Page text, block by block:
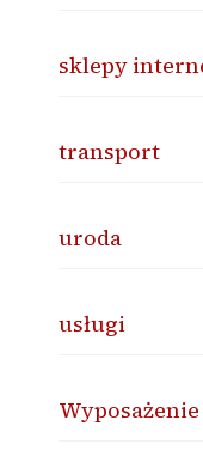
sklepy
transport
uroda
usługi